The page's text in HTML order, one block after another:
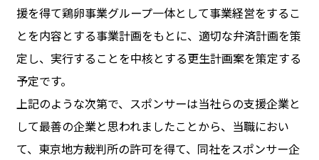
援を得て鶏卵事業グループ一体として事業経営をするこ
とを内容とする事業計画をもとに、適切な弁済計画を策
定し、実行することを中核とする更生計画案を策定する
予定です。
上記のような次第で、スポンサーは当社らの支援企業と
して最善の企業と思われましたことから、当職におい
て、東京地方裁判所の許可を得て、同社をスポンサー企